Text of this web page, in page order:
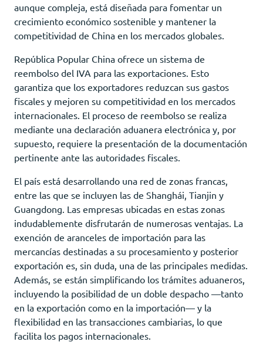
aunque compleja, está diseñada para fomentar un
crecimiento económico sostenible y mantener la
competitividad de China en los mercados globales.
República Popular China ofrece un sistema de
reembolso del IVA para las exportaciones. Esto
garantiza que los exportadores reduzcan sus gastos
fiscales y mejoren su competitividad en los mercados
internacionales. El proceso de reembolso se realiza
mediante una declaración aduanera electrónica y, por
supuesto, requiere la presentación de la documentación
pertinente ante las autoridades fiscales.
El país está desarrollando una red de zonas francas,
entre las que se incluyen las de Shanghái, Tianjin y
Guangdong. Las empresas ubicadas en estas zonas
indudablemente disfrutarán de numerosas ventajas. La
exención de aranceles de importación para las
mercancías destinadas a su procesamiento y posterior
exportación es, sin duda, una de las principales medidas.
Además, se están simplificando los trámites aduaneros,
incluyendo la posibilidad de un doble despacho —tanto
en la exportación como en la importación— y la
flexibilidad en las transacciones cambiarias, lo que
facilita los pagos internacionales.